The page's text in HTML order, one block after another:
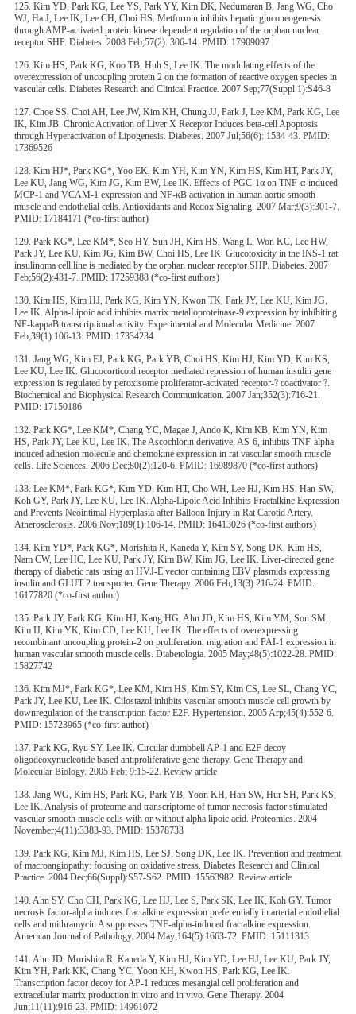
125. Kim YD, Park KG, Lee YS, Park YY, Kim DK, Nedumaran B, Jang WG, Cho
WJ, Ha J, Lee IK, Lee CH, Choi HS. Metformin inhibits hepatic gluconeogenesis
through AMP-activated protein kinase dependent regulation of the orphan nuclear
receptor SHP. Diabetes. 2008 Feb;57(2): 306-14. PMID: 17909097
126. Kim HS, Park KG, Koo TB, Huh S, Lee IK. The modulating effects of the
overexpression of uncoupling protein 2 on the formation of reactive oxygen species in
vascular cells. Diabetes Research and Clinical Practice. 2007 Sep;77(Suppl 1):S46-8
127. Choe SS, Choi AH, Lee JW, Kim KH, Chung JJ, Park J, Lee KM, Park KG, Lee
IK, Kim JB. Chronic Activation of Liver X Receptor Induces beta-cell Apoptosis
through Hyperactivation of Lipogenesis. Diabetes. 2007 Jul;56(6): 1534-43. PMID:
17369526
128. Kim HJ*, Park KG*, Yoo EK, Kim YH, Kim YN, Kim HS, Kim HT, Park JY,
Lee KU, Jang WG, Kim JG, Kim BW, Lee IK. Effects of PGC-1α on TNF-α-induced
MCP-1 and VCAM-1 expression and NF-κB activation in human aortic smooth
muscle and endothelial cells. Antioxidants and Redox Signaling. 2007 Mar;9(3):301-7.
PMID: 17184171 (*co-first author)
129. Park KG*, Lee KM*, Seo HY, Suh JH, Kim HS, Wang L, Won KC, Lee HW,
Park JY, Lee KU, Kim JG, Kim BW, Choi HS, Lee IK. Glucotoxicity in the INS-1 rat
insulinoma cell line is mediated by the orphan nuclear receptor SHP. Diabetes. 2007
Feb;56(2):431-7. PMID: 17259388 (*co-first authors)
130. Kim HS, Kim HJ, Park KG, Kim YN, Kwon TK, Park JY, Lee KU, Kim JG,
Lee IK. Alpha-Lipoic acid inhibits matrix metalloproteinase-9 expression by inhibiting
NF-kappaB transcriptional activity. Experimental and Molecular Medicine. 2007
Feb;39(1):106-13. PMID: 17334234
131. Jang WG, Kim EJ, Park KG, Park YB, Choi HS, Kim HJ, Kim YD, Kim KS,
Lee KU, Lee IK. Glucocorticoid receptor mediated repression of human insulin gene
expression is regulated by peroxisome proliferator-activated receptor-? coactivator ?.
Biochemical and Biophysical Research Communication. 2007 Jan;352(3):716-21.
PMID: 17150186
132. Park KG*, Lee KM*, Chang YC, Magae J, Ando K, Kim KB, Kim YN, Kim
HS, Park JY, Lee KU, Lee IK. The Ascochlorin derivative, AS-6, inhibits TNF-alpha-
induced adhesion molecule and chemokine expression in rat vascular smooth muscle
cells. Life Sciences. 2006 Dec;80(2):120-6. PMID: 16989870 (*co-first authors)
133. Lee KM*, Park KG*, Kim YD, Kim HT, Cho WH, Lee HJ, Kim HS, Han SW,
Koh GY, Park JY, Lee KU, Lee IK. Alpha-Lipoic Acid Inhibits Fractalkine Expression
and Prevents Neointimal Hyperplasia after Balloon Injury in Rat Carotid Artery.
Atherosclerosis. 2006 Nov;189(1):106-14. PMID: 16413026 (*co-first authors)
134. Kim YD*, Park KG*, Morishita R, Kaneda Y, Kim SY, Song DK, Kim HS,
Nam CW, Lee HC, Lee KU, Park JY, Kim BW, Kim JG, Lee IK. Liver-directed gene
therapy of diabetic rats using an HVJ-E vector containing EBV plasmids expressing
insulin and GLUT 2 transporter. Gene Therapy. 2006 Feb;13(3):216-24. PMID:
16177820 (*co-first author)
135. Park JY, Park KG, Kim HJ, Kang HG, Ahn JD, Kim HS, Kim YM, Son SM,
Kim IJ, Kim YK, Kim CD, Lee KU, Lee IK. The effects of overexpressing
recombinant uncoupling protein-2 on proliferation, migration and PAI-1 expression in
human vascular smooth muscle cells. Diabetologia. 2005 May;48(5):1022-28. PMID:
15827742
136. Kim MJ*, Park KG*, Lee KM, Kim HS, Kim SY, Kim CS, Lee SL, Chang YC,
Park JY, Lee KU, Lee IK. Cilostazol inhibits vascular smooth muscle cell growth by
downregulation of the transcription factor E2F. Hypertension. 2005 Arp;45(4):552-6.
PMID: 15723965 (*co-first author)
137. Park KG, Ryu SY, Lee IK. Circular dumbbell AP-1 and E2F decoy
oligodeoxynucleotide based antiproliferative gene therapy. Gene Therapy and
Molecular Biology. 2005 Feb; 9:15-22. Review article
138. Jang WG, Kim HS, Park KG, Park YB, Yoon KH, Han SW, Hur SH, Park KS,
Lee IK. Analysis of proteome and transcriptome of tumor necrosis factor stimulated
vascular smooth muscle cells with or without alpha lipoic acid. Proteomics. 2004
November;4(11):3383-93. PMID: 15378733
139. Park KG, Kim MJ, Kim HS, Lee SJ, Song DK, Lee IK. Prevention and treatment
of macroangiopathy: focusing on oxidative stress. Diabetes Research and Clinical
Practice. 2004 Dec;66(Suppl):S57-S62. PMID: 15563982. Review article
140. Ahn SY, Cho CH, Park KG, Lee HJ, Lee S, Park SK, Lee IK, Koh GY. Tumor
necrosis factor-alpha induces fractalkine expression preferentially in arterial endothelial
cells and mithramycin A suppresses TNF-alpha-induced fractalkine expression.
American Journal of Pathology. 2004 May;164(5):1663-72. PMID: 15111313
141. Ahn JD, Morishita R, Kaneda Y, Kim HJ, Kim YD, Lee HJ, Lee KU, Park JY,
Kim YH, Park KK, Chang YC, Yoon KH, Kwon HS, Park KG, Lee IK.
Transcription factor decoy for AP-1 reduces mesangial cell proliferation and
extracellular matrix production in vitro and in vivo. Gene Therapy. 2004
Jun;11(11):916-23. PMID: 14961072